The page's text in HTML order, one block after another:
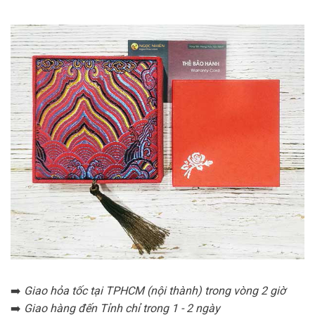
➡️ Giao hỏa tốc tại TPHCM (nội thành) trong vòng 2 giờ
➡️ Giao hàng đến Tỉnh chỉ trong 1 - 2 ngày